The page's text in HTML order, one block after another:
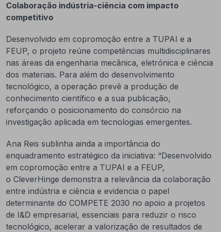
Colaboração indústria-ciência com impacto
competitivo
Desenvolvido em copromoção entre a TUPAI e a
FEUP, o projeto reúne competências multidisciplinares
nas áreas da engenharia mecânica, eletrónica e ciência
dos materiais. Para além do desenvolvimento
tecnológico, a operação prevê a produção de
conhecimento científico e a sua publicação,
reforçando o posicionamento do consórcio na
investigação aplicada em tecnologias emergentes.
Ana Reis sublinha ainda a importância do
enquadramento estratégico da iniciativa: “Desenvolvido
em copromoção entre a TUPAI e a FEUP,
o CleverHinge demonstra a relevância da colaboração
entre indústria e ciência e evidencia o papel
determinante do COMPETE 2030 no apoio a projetos
de I&D empresarial, essenciais para reduzir o risco
tecnológico, acelerar a valorização de resultados de